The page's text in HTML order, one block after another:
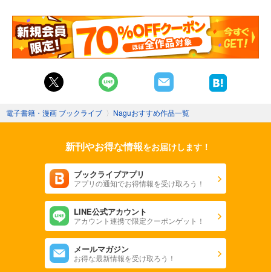
電子書籍・漫画 ブックライブ 〉 Naguおすすめ作品一覧
新刊やお得な情報をお届けします！
ブックライブアプリ
アプリの通知でお得情報を受け取ろう！
LINE公式アカウント
アカウント連携で限定クーポンゲット！
メールマガジン
お得な最新情報を受け取ろう！